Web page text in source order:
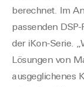
berechnet. Im
passenden
der iKon-Serie.
Lösungen von
ausgeglichenes